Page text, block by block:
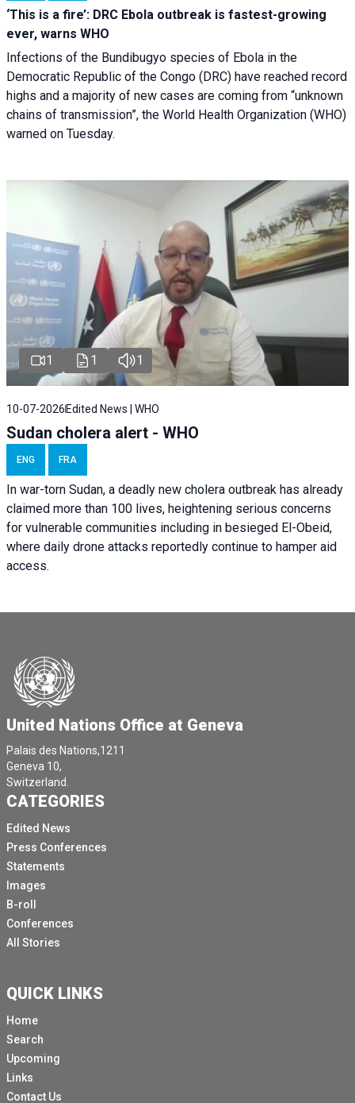
‘This is a fire’: DRC Ebola outbreak is fastest-growing
ever, warns WHO
Infections of the Bundibugyo species of Ebola in the
Democratic Republic of the Congo (DRC) have reached record
highs and a majority of new cases are coming from “unknown
chains of transmission”, the World Health Organization (WHO)
warned on Tuesday.
1 1 1
10-07-2026 Edited News | WHO
Sudan cholera alert - WHO
ENG FRA
In war-torn Sudan, a deadly new cholera outbreak has already
claimed more than 100 lives, heightening serious concerns
for vulnerable communities including in besieged El-Obeid,
where daily drone attacks reportedly continue to hamper aid
access.
United Nations Office at Geneva
Palais des Nations,1211
Geneva 10,
Switzerland.
CATEGORIES
Edited News
Press Conferences
Statements
Images
B-roll
Conferences
All Stories
QUICK LINKS
Home
Search
Upcoming
Links
Contact Us